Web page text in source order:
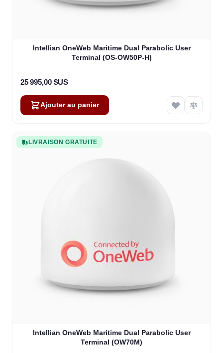
Intellian OneWeb Maritime Dual Parabolic User
Terminal (OS-OW50P-H)
25 995,00 $US
Ajouter au panier
LIVRAISON GRATUITE
Intellian OneWeb Maritime Dual Parabolic User
Terminal (OW70M)